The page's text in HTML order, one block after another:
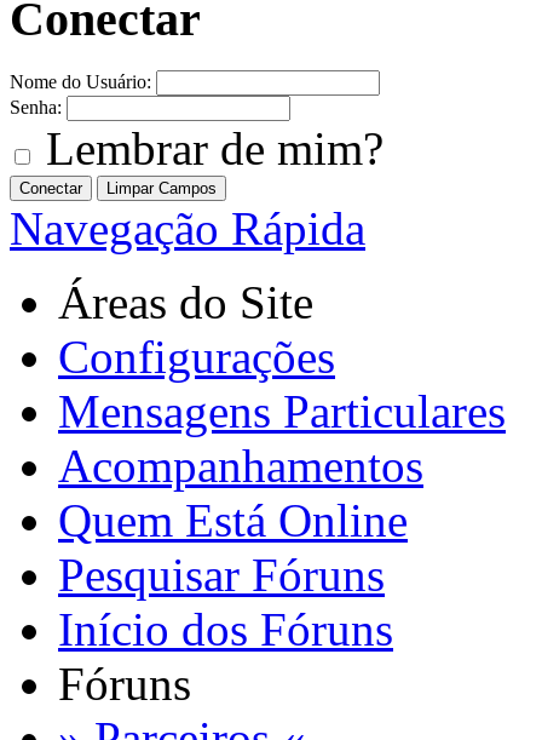
Conectar
Nome do Usuário:
Senha:
Lembrar de mim?
Navegação Rápida
Áreas do Site
Configurações
Mensagens Particulares
Acompanhamentos
Quem Está Online
Pesquisar Fóruns
Início dos Fóruns
Fóruns